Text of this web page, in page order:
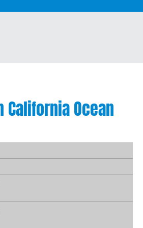
California Ocean